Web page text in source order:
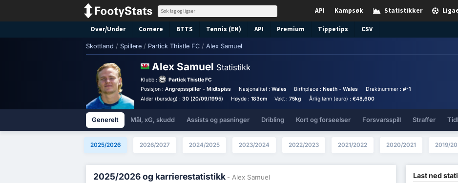
Statistikker
Kampsøk
API
Over/Under Cornere BTTS Tennis (EN) API Premium Tippetips CSV
Skottland / Spillere / Partick Thistle FC / Alex Samuel
Alex Samuel Statistikk
Klubb :
Partick Thistle FC
Posisjon :Angrepsspiller - Midtspiss Nasjonalitet : Wales Birthplace :Neath - Wales Draktnummer : #-1
Alder (bursdag) :30 (20/09/1995) Høyde : 183cm Vekt :75kg Årlig lønn (euro) : €48,600
Generelt Mål, xG, skudd Assists og pasninger Dribling Kort og forseelser Forsvarsspill Straffer
2025/2026 2026/2027 2024/2025 2023/2024 2022/2023 2021/2022 2020/2021 2019/
2025/2026 og karrierestatistikk - Alex Samuel Last ned